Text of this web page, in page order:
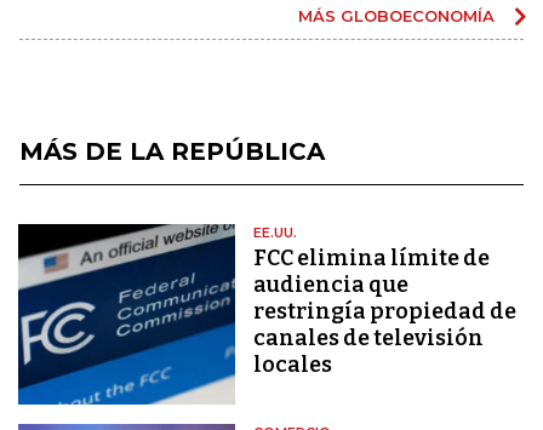
MÁS GLOBOECONOMÍA
MÁS DE LA REPÚBLICA
EE.UU.
FCC elimina límite de
audiencia que
restringía propiedad de
canales de televisión
locales